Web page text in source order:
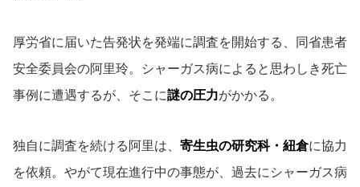
厚労省に届いた告発状を発端に調査を開始する、同省患者
安全委員会の阿里玲。シャーガス病によると思わしき死亡
事例に遭遇するが、そこに謎の圧力がかかる。
独自に調査を続ける阿里は、 寄生虫の研究科・紐倉に協力
を依頼。やがて現在進行中の事態が、過去にシャーガス病